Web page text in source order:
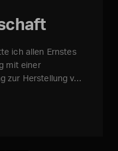
ich allen Ernstes
mit einer
zur Herstellung v…